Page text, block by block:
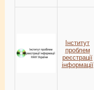
Інститут
проблем
реєстрації
інформації